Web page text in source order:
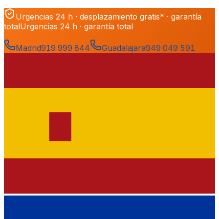
Urgencias 24 h · desplazamiento gratis* · garantía
totalUrgencias 24 h · garantía total
Madrid919 999 844 Guadalajara949 049 591